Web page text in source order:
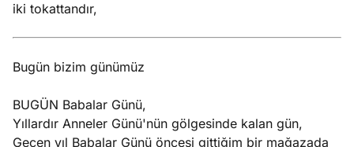
iki tokattandır,
Bugün bizim günümüz
BUGÜN Babalar Günü,
Yıllardır Anneler Günü'nün gölgesinde kalan gün,
Geçen yıl Babalar Günü öncesi gittiğim bir mağazada